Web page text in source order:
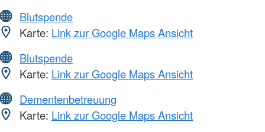
Blutspende
Karte: Link zur Google Maps Ansicht
Blutspende
Karte: Link zur Google Maps Ansicht
Dementenbetreuung
Karte: Link zur Google Maps Ansicht